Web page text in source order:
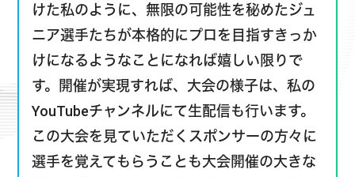
けた私のように、無限の可能性を秘めたジュ
ニア選手たちが本格的にプロを目指すきっか
けになるようなことになれば嬉しい限りで
す。開催が実現すれば、大会の様子は、私の
YouTubeチャンネルにて生配信も行います。
この大会を見ていただくスポンサーの方々に
選手を覚えてもらうことも大会開催の大きな